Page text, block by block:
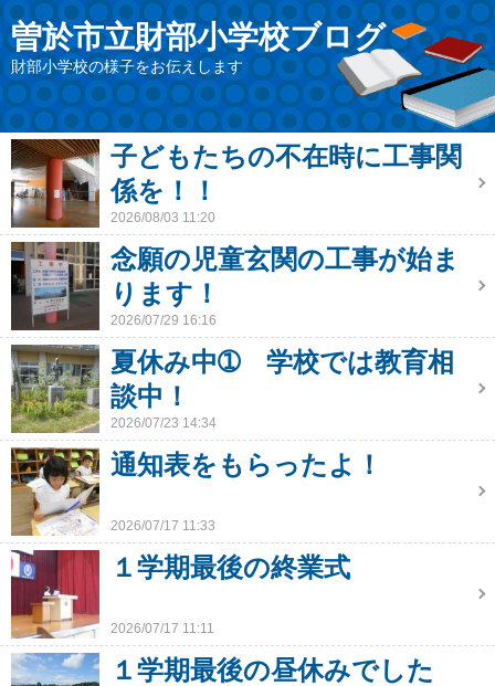
曽於市立財部小学校ブログ
財部小学校の様子をお伝えします
子どもたちの不在時に工事関
係を！！
2026/08/03 11:20
念願の児童玄関の工事が始ま
ります！
2026/07/29 16:16
夏休み中➀ 学校では教育相
談中！
2026/07/23 14:34
通知表をもらったよ！
2026/07/17 11:33
１学期最後の終業式
2026/07/17 11:11
１学期最後の昼休みでした